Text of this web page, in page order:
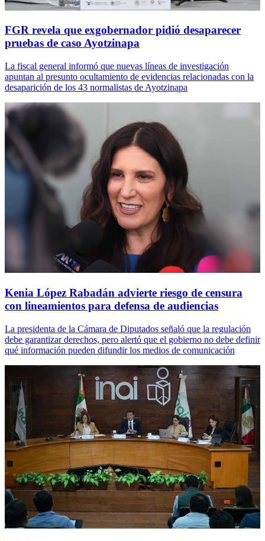
FGR revela que exgobernador pidió desaparecer
pruebas de caso Ayotzinapa
La fiscal general informó que nuevas líneas de investigación
apuntan al presunto ocultamiento de evidencias relacionadas con la
desaparición de los 43 normalistas de Ayotzinapa
Kenia López Rabadán advierte riesgo de censura
con lineamientos para defensa de audiencias
La presidenta de la Cámara de Diputados señaló que la regulación
debe garantizar derechos, pero alertó que el gobierno no debe definir
qué información pueden difundir los medios de comunicación